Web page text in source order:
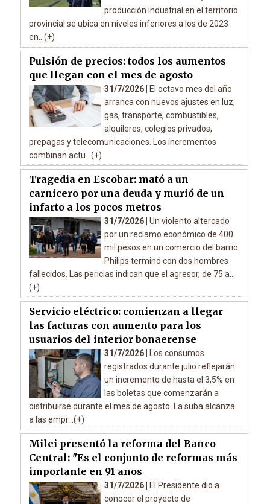
producción industrial en el territorio
provincial se ubica en niveles inferiores a los de 2023
en...(+)
Pulsión de precios: todos los aumentos
que llegan con el mes de agosto
31/7/2026 |
El octavo mes del año
arranca con nuevos ajustes en luz,
gas, transporte, combustibles,
alquileres, colegios privados,
prepagas y telecomunicaciones. Los incrementos
combinan actu...(+)
Tragedia en Escobar: mató a un
carnicero por una deuda y murió de un
infarto a los pocos metros
31/7/2026 | Un violento altercado
por un reclamo económico de 400
mil pesos en un comercio del barrio
Philips terminó con dos hombres
fallecidos. Las pericias indican que el agresor, de 75 a...
(+)
Servicio eléctrico: comienzan a llegar
las facturas con aumento para los
usuarios del interior bonaerense
31/7/2026 |
Los consumos
registrados durante julio reflejarán
un incremento de hasta el 3,5% en
las boletas que comenzarán a
distribuirse durante el mes de agosto. La suba alcanza
a las empr...(+)
Milei presentó la reforma del Banco
Central: "Es el conjunto de reformas más
importante en 91 años
31/7/2026 |
El Presidente dio a
conocer el proyecto de